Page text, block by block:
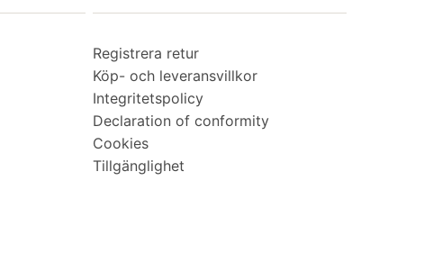
Registrera retur
Köp- och leveransvillkor
Integritetspolicy
Declaration of conformity
Cookies
Tillgänglighet